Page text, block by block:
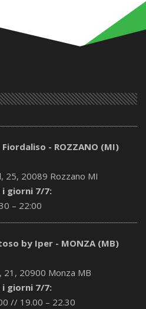
- ROZZANO (MI)
25, 20089 Rozzano MI
giorni 7/7:
– 22:00
by Iper - MONZA (MB)
21, 20900 Monza MB
giorni 7/7:
// 19.00 – 22.30